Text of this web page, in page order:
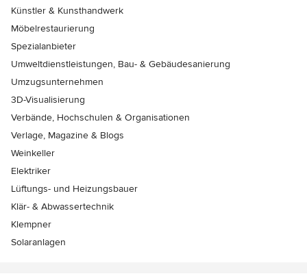
Künstler & Kunsthandwerk
Möbelrestaurierung
Spezialanbieter
Umweltdienstleistungen, Bau- & Gebäudesanierung
Umzugsunternehmen
3D-Visualisierung
Verbände, Hochschulen & Organisationen
Verlage, Magazine & Blogs
Weinkeller
Elektriker
Lüftungs- und Heizungsbauer
Klär- & Abwassertechnik
Klempner
Solaranlagen